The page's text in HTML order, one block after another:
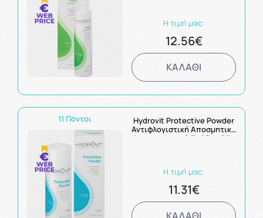
Η τιμή μας:
12.56€
ΚΑΛΑΘΙ
11 Πόντοι
Hydrovit Protective Powder
Αντιφλογιστική Αποσμητική
Απορροφητική Πούδρα 50g
Η τιμή μας:
11.31€